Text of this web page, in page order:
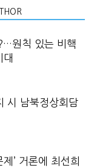
원칙 있는 비핵
대
시 남북정상회담
’ 거론에 최선희